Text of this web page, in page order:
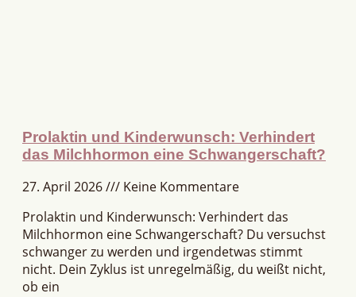
Prolaktin und Kinderwunsch: Verhindert
das Milchhormon eine Schwangerschaft?
27. April 2026
Keine Kommentare
Prolaktin und Kinderwunsch: Verhindert das
Milchhormon eine Schwangerschaft? Du versuchst
schwanger zu werden und irgendetwas stimmt
nicht. Dein Zyklus ist unregelmäßig, du weißt nicht,
ob ein